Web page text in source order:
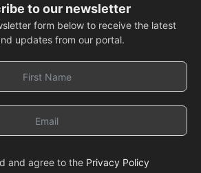
to our newsletter
form below to receive the latest
updates from our portal.
and agree to the Privacy Policy